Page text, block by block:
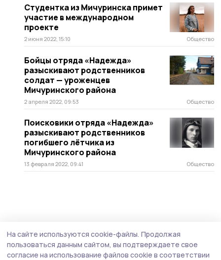
Студентка из Мичуринска примет
участие в международном
проекте
2 июня 2022, 15:10 Общество
Бойцы отряда «Надежда»
разыскивают родственников
солдат — уроженцев
Мичуринского района
2 апреля 2022, 09:53 Общество
Поисковики отряда «Надежда»
разыскивают родственников
погибшего лётчика из
Мичуринского района
13 февраля 2022, 09:41 Общество
На сайте используются cookie-файлы. Продолжая
пользоваться данным сайтом, вы подтверждаете свое
согласие на использование файлов cookie в соответствии